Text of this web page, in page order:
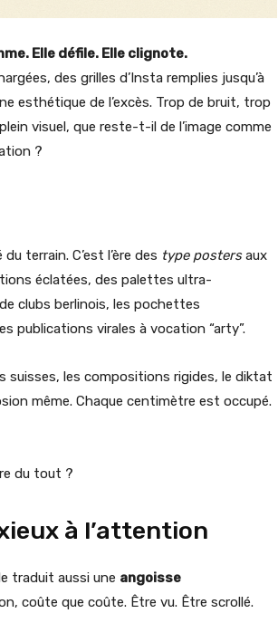
Elle défile. Elle clignote.
des grilles d’Insta remplies jusqu’à
esthétique de l’excès. Trop de bruit, trop
visuel, que reste-t-il de l’image comme
?
terrain. C’est l’ère des type postersaux
éclatées, des palettes ultra-
clubs berlinois, les pochettes
publications virales à vocation “arty”.
suisses, les compositions rigides, le diktat
même. Chaque centimètre est occupé.
du tout ?
à l’attention
traduit aussi une angoisse
coûte que coûte. Être vu. Être scrollé.